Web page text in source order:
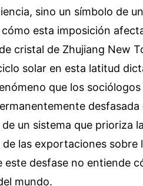
sino un símbolo de
esta imposición
cristal de Zhujiang New
solar en esta latitud
que los
un sistema que prioriza
las exportaciones sobre
este desfase no entiende
mundo.